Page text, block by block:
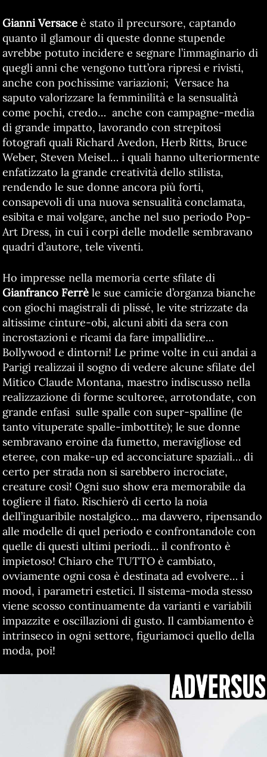
Gianni Versaceè stato il precursore, captando
quanto il glamour di queste donne stupende
avrebbe potuto incidere e segnare l’immaginario di
quegli anni che vengono tutt’ora ripresi e rivisti,
anche con pochissime variazioni; Versace ha
saputo valorizzare la femminilità e la sensualità
come pochi, credo… anche con campagne-media
di grande impatto, lavorando con strepitosi
fotografi quali Richard Avedon, Herb Ritts, Bruce
Weber, Steven Meisel… i quali hanno ulteriormente
enfatizzato la grande creatività dello stilista,
rendendo le sue donne ancora più forti,
consapevoli di una nuova sensualità conclamata,
esibita e mai volgare, anche nel suo periodo Pop-
Art Dress, in cui i corpi delle modelle sembravano
quadri d’autore, tele viventi.
Ho impresse nella memoria certe sfilate di
Gianfranco Ferrèle sue camicie d’organza bianche
con giochi magistrali di plissé, le vite strizzate da
altissime cinture-obi, alcuni abiti da sera con
incrostazioni e ricami da fare impallidire…
Bollywood e dintorni! Le prime volte in cui andai a
Parigi realizzai il sogno di vedere alcune sfilate del
Mitico Claude Montana, maestro indiscusso nella
realizzazione di forme scultoree, arrotondate, con
grande enfasi sulle spalle con super-spalline (le
tanto vituperate spalle-imbottite); le sue donne
sembravano eroine da fumetto, meravigliose ed
eteree, con make-up ed acconciature spaziali… di
certo per strada non si sarebbero incrociate,
creature così! Ogni suo show era memorabile da
togliere il fiato. Rischierò di certo la noia
dell’inguaribile nostalgico… ma davvero, ripensando
alle modelle di quel periodo e confrontandole con
quelle di questi ultimi periodi… il confronto è
impietoso! Chiaro che TUTTO è cambiato,
ovviamente ogni cosa è destinata ad evolvere… i
mood, i parametri estetici. Il sistema-moda stesso
viene scosso continuamente da varianti e variabili
impazzite e oscillazioni di gusto. Il cambiamento è
intrinseco in ogni settore, figuriamoci quello della
moda, poi!